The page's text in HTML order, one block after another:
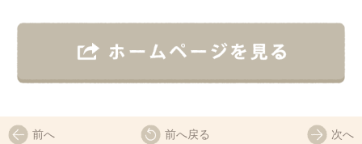
前へ 次へ
前へ戻る